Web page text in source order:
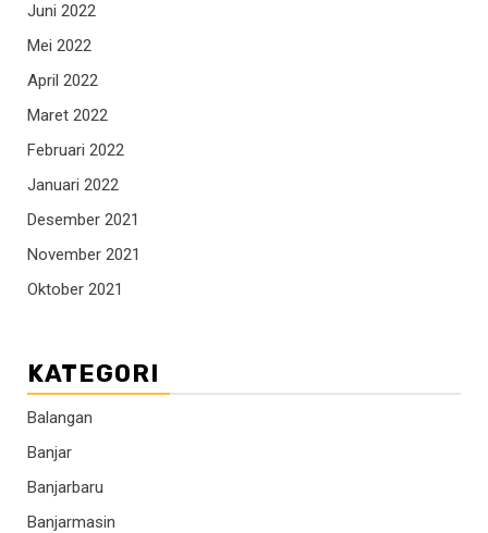
Juni 2022
Mei 2022
April 2022
Maret 2022
Februari 2022
Januari 2022
Desember 2021
November 2021
Oktober 2021
KATEGORI
Balangan
Banjar
Banjarbaru
Banjarmasin